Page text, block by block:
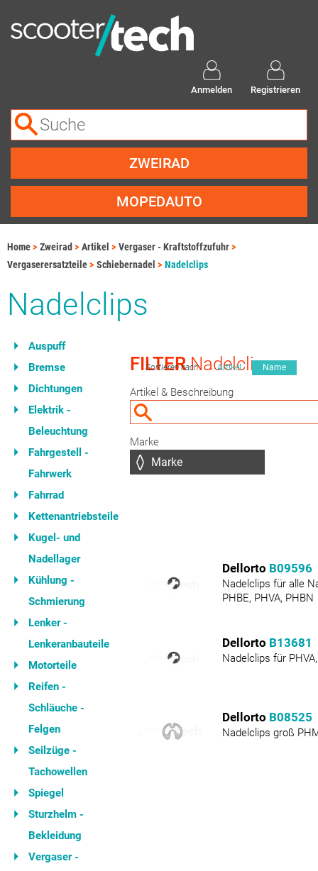
Anmelden Registrieren
ZWEIRAD
MOPEDAUTO
Home Zweirad Artikel
Vergaser - Kraftstoffzufuhr
Vergaserersatzteile
Schiebernadel Nadelclips
Nadelclips
Auspuff
Bremse
Dichtungen
Elektrik -
Beleuchtung
Fahrgestell -
Fahrwerk
Fahrrad
Kettenantriebsteile
Kugel- und
Nadellager
Kühlung -
Schmierung
Lenker -
Lenkeranbauteile
Motorteile
Reifen -
Schläuche -
Felgen
Seilzüge -
Tachowellen
Spiegel
Sturzhelm -
Bekleidung
Vergaser -
FILTERNadelclips
Sortieren nach Artikel Name
Artikel & Beschreibung
Marke
Dellorto B09596
Nadelclips für alle
PHBE, PHVA, PHBN
Dellorto B13681
Nadelclips für
Dellorto B08525
Nadelclips groß